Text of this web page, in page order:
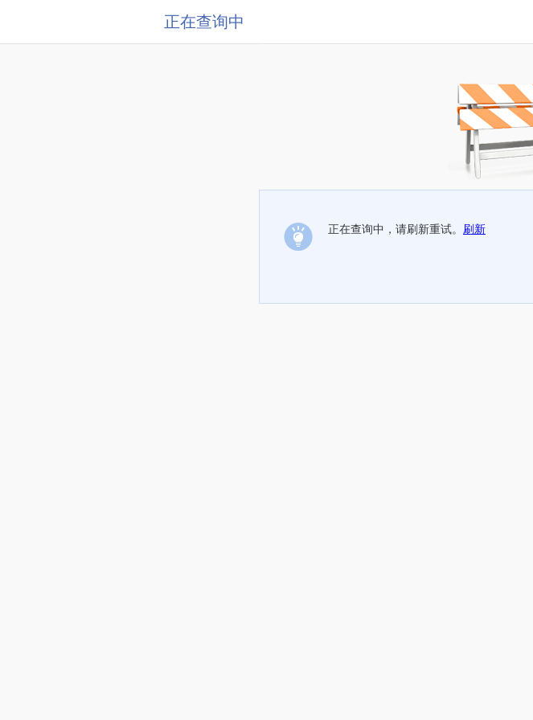
正在查询中
正在查询中，请刷新重试。 刷新